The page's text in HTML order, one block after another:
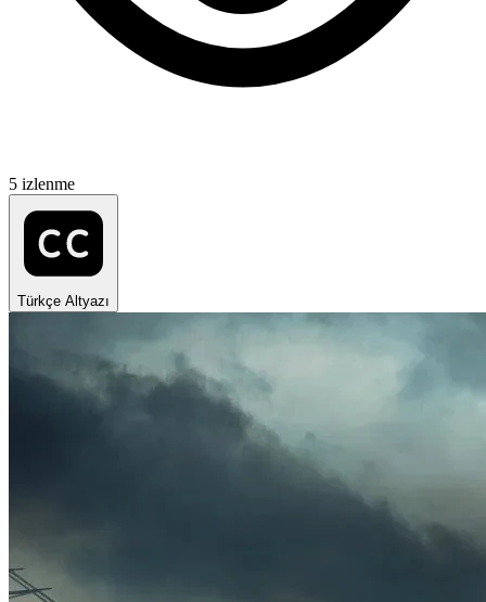
5 izlenme
Türkçe Altyazı